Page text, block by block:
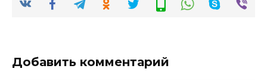
Добавить комментарий